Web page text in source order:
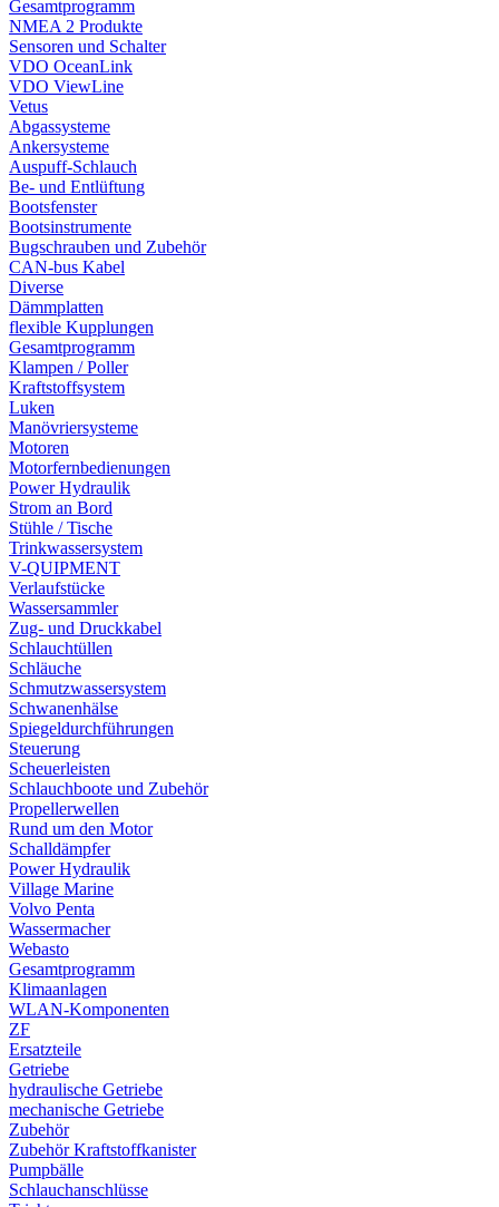
Gesamtprogramm
NMEA 2 Produkte
Sensoren und Schalter
VDO OceanLink
VDO ViewLine
Vetus
Abgassysteme
Ankersysteme
Auspuff-Schlauch
Be- und Entlüftung
Bootsfenster
Bootsinstrumente
Bugschrauben und Zubehör
CAN-bus Kabel
Diverse
Dämmplatten
flexible Kupplungen
Gesamtprogramm
Klampen / Poller
Kraftstoffsystem
Luken
Manövriersysteme
Motoren
Motorfernbedienungen
Power Hydraulik
Strom an Bord
Stühle / Tische
Trinkwassersystem
V-QUIPMENT
Verlaufstücke
Wassersammler
Zug- und Druckkabel
Schlauchtüllen
Schläuche
Schmutzwassersystem
Schwanenhälse
Spiegeldurchführungen
Steuerung
Scheuerleisten
Schlauchboote und Zubehör
Propellerwellen
Rund um den Motor
Schalldämpfer
Power Hydraulik
Village Marine
Volvo Penta
Wassermacher
Webasto
Gesamtprogramm
Klimaanlagen
WLAN-Komponenten
ZF
Ersatzteile
Getriebe
hydraulische Getriebe
mechanische Getriebe
Zubehör
Zubehör Kraftstoffkanister
Pumpbälle
Schlauchanschlüsse